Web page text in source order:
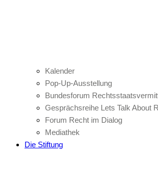
Kalender
Pop-Up-Ausstellung
Bundesforum
Gesprächsreihe Lets Talk About
Forum Recht im Dialog
Mediathek
Die Stiftung